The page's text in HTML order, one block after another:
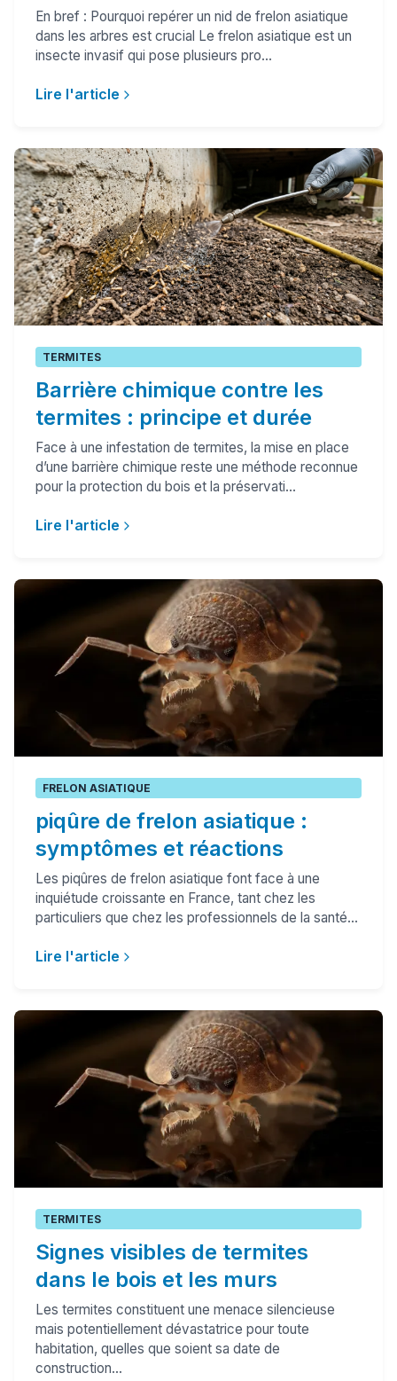
En bref : Pourquoi repérer un nid de frelon asiatique
dans les arbres est crucial Le frelon asiatique est un
insecte invasif qui pose plusieurs pro...
Lire l'article
TERMITES
Barrière chimique contre les
termites : principe et durée
Face à une infestation de termites, la mise en place
d’une barrière chimique reste une méthode reconnue
pour la protection du bois et la préservati...
Lire l'article
FRELON ASIATIQUE
piqûre de frelon asiatique :
symptômes et réactions
Les piqûres de frelon asiatique font face à une
inquiétude croissante en France, tant chez les
particuliers que chez les professionnels de la santé...
Lire l'article
TERMITES
Signes visibles de termites
dans le bois et les murs
Les termites constituent une menace silencieuse
mais potentiellement dévastatrice pour toute
habitation, quelles que soient sa date de
construction...